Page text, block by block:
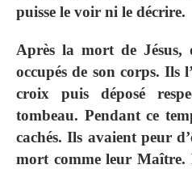
puisse le voir ni le décrire.
Après la mort de Jésus,
occupés de son corps. Ils
croix puis déposé
tombeau. Pendant ce
cachés. Ils avaient peur
mort comme leur Maître.